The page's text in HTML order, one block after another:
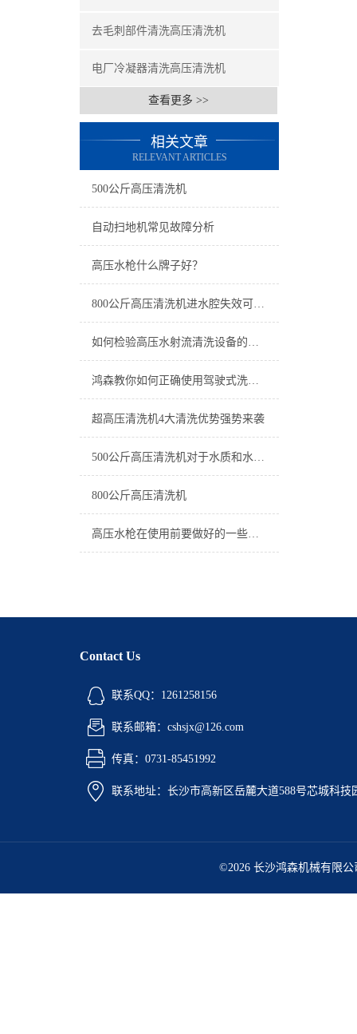
去毛刺部件清洗高压清洗机
电厂冷凝器清洗高压清洗机
查看更多 >>
相关文章
RELEVANT ARTICLES
500公斤高压清洗机
自动扫地机常见故障分析
高压水枪什么牌子好？
800公斤高压清洗机进水腔失效可以进行修复吗？
如何检验高压水射流清洗设备的清洗效果？
鸿森教你如何正确使用驾驶式洗地机
超高压清洗机4大清洗优势强势来袭
500公斤高压清洗机对于水质和水源有要求么?
800公斤高压清洗机
高压水枪在使用前要做好的一些准备工作
Contact Us
联系QQ：1261258156
联系邮箱：cshsjx@126.com
传真：0731-85451992
联系地址：长沙市高新区岳麓大道588号芯城科技
©2026 长沙鸿森机械有限